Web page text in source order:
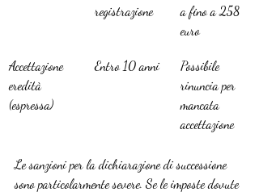
registrazione
a fino a 258
euro
Accettazione
eredità
(espressa)
Entro 10 anni
Possibile
rinuncia per
mancata
accettazione
Le sanzioni per la dichiarazione di successione
sono particolarmente severe. Se le imposte dovute